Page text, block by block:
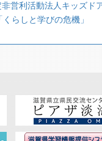
営利活動法人キッズド
らしと学びの危機」